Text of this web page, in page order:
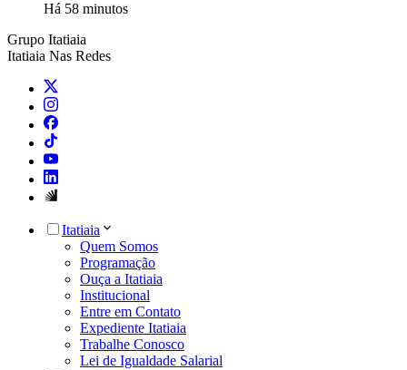
Há 58 minutos
Grupo Itatiaia
Itatiaia Nas Redes
Itatiaia
Quem Somos
Programação
Ouça a Itatiaia
Institucional
Entre em Contato
Expediente Itatiaia
Trabalhe Conosco
Lei de Igualdade Salarial